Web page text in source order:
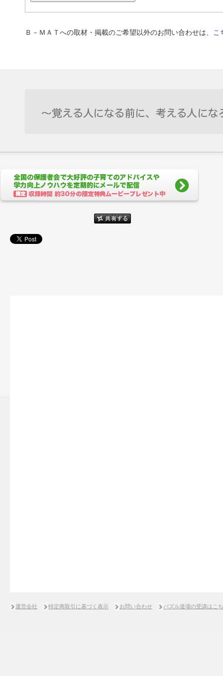
Ｂ－ＭＡＴへの取材・掲載のご希望以外のお問い合わせは、 こ
運営会社 特定商取引に基づく表示 お問い合わせ パズル道場の受講はこ